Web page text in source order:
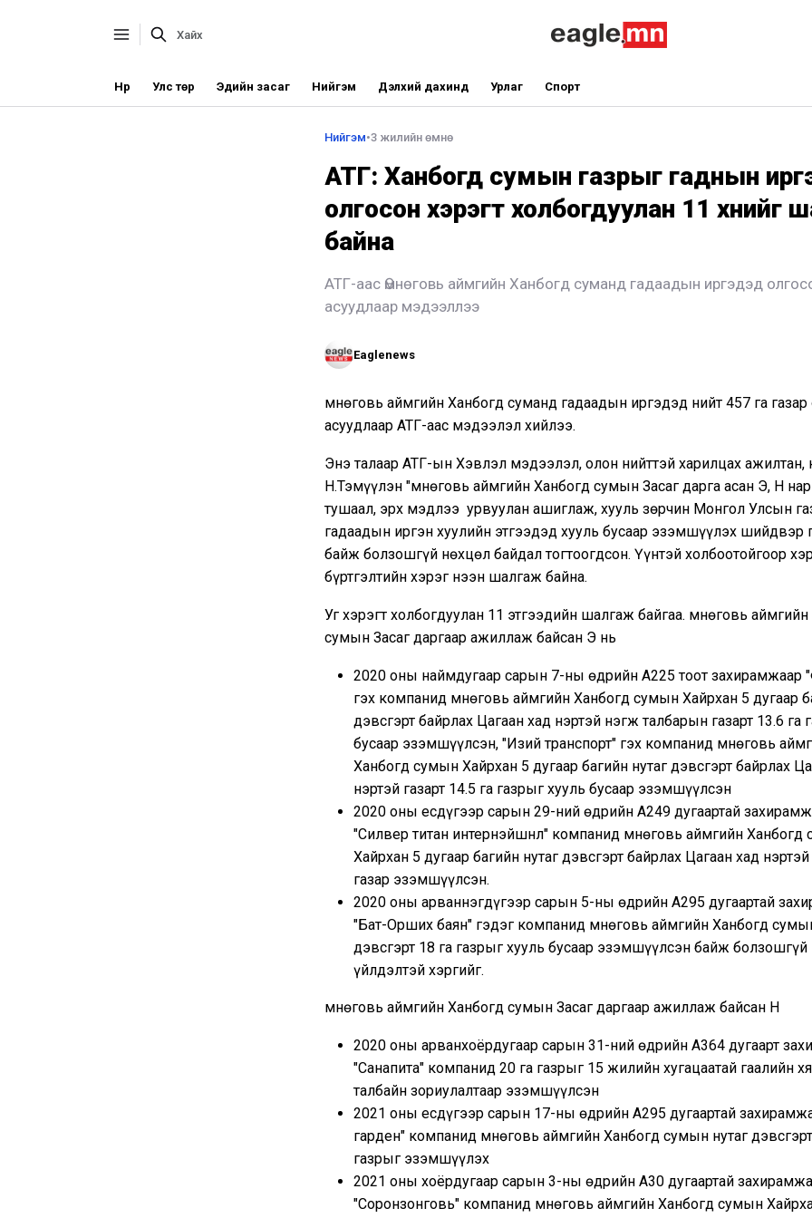
Нүүр Улс төр Эдийн засаг Нийгэм Дэлхий дахинд Урлаг Спорт
Нийгэм•3 жилийн өмнө
АТГ: Ханбогд сумын газрыг гаднын
олгосон хэрэгт холбогдуулан 11 хүнийг
байна
АТГ-аас Өмнөговь аймгийн Ханбогд суманд гадаадын иргэдэд
асуудлаар мэдээллээ
Eaglenews
Өмнөговь аймгийн Ханбогд суманд гадаадын иргэдэд нийт 457 га газар
асуудлаар АТГ-аас мэдээлэл хийлээ.
Энэ талаар АТГ-ын Хэвлэл мэдээлэл, олон нийттэй харилцах ажилтан,
Н.Тэмүүлэн "Өмнөговь аймгийн Ханбогд сумын Засаг дарга асан Э, Н
тушаал, эрх мэдлээ урвуулан ашиглаж, хууль зөрчин Монгол Улсын
гадаадын иргэн хуулийн этгээдэд хууль бусаар эзэмшүүлэх шийдвэр
байж болзошгүй нөхцөл байдал тогтоогдсон. Үүнтэй холбоотойгоор
бүртгэлтийн хэрэг нээн шалгаж байна.
Уг хэрэгт холбогдуулан 11 этгээдийн шалгаж байгаа. Өмнөговь
сумын Засаг даргаар ажиллаж байсан Э нь
2020 оны наймдугаар сарын 7-ны өдрийн А225 тоот захирамжаар
гэх компанид Өмнөговь аймгийн Ханбогд сумын Хайрхан 5 дугаар
дэвсгэрт байрлах Цагаан хад нэртэй нэгж талбарын газарт 13.6 га
бусаар эзэмшүүлсэн, "Изий транспорт" гэх компанид Өмнөговь
Ханбогд сумын Хайрхан 5 дугаар багийн нутаг дэвсгэрт байрлах
нэртэй газарт 14.5 га газрыг хууль бусаар эзэмшүүлсэн
2020 оны есдүгээр сарын 29-ний өдрийн А249 дугаартай
"Силвер титан интернэйшнл" компанид Өмнөговь аймгийн Ханбогд
Хайрхан 5 дугаар багийн нутаг дэвсгэрт байрлах Цагаан хад нэртэй
газар эзэмшүүлсэн.
2020 оны арваннэгдүгээр сарын 5-ны өдрийн А295 дугаартай
"Бат-Орших баян" гэдэг компанид Өмнөговь аймгийн Ханбогд
дэвсгэрт 18 га газрыг хууль бусаар эзэмшүүлсэн байж болзошгүй
үйлдэлтэй хэргийг.
Өмнөговь аймгийн Ханбогд сумын Засаг даргаар ажиллаж байсан Н
2020 оны арванхоёрдугаар сарын 31-ний өдрийн А364 дугаарт
"Санапита" компанид 20 га газрыг 15 жилийн хугацаатай гаалийн
талбайн зориулалтаар эзэмшүүлсэн
2021 оны есдүгээр сарын 17-ны өдрийн А295 дугаартай
гарден" компанид Өмнөговь аймгийн Ханбогд сумын нутаг
газрыг эзэмшүүлэх
2021 оны хоёрдугаар сарын 3-ны өдрийн А30 дугаартай
"Соронзонговь" компанид Өмнөговь аймгийн Ханбогд сумын